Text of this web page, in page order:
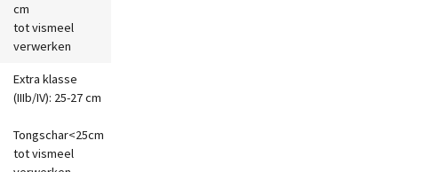
cm
tot vismeel
verwerken
Extra klasse
(IIIb/IV): 25-27 cm
Tongschar<25cm
tot vismeel